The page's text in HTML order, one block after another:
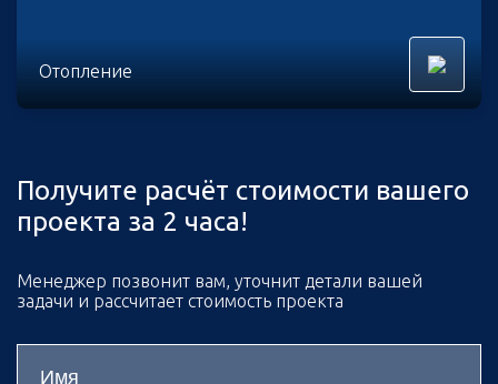
Отопление
Получите расчёт стоимости вашего
проекта за 2 часа!
Менеджер позвонит вам, уточнит детали вашей
задачи и рассчитает стоимость проекта